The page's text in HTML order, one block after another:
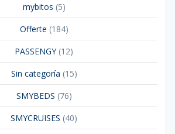
mybitos (5)
Offerte (184)
PASSENGY(12)
Sin categoría (15)
SMYBEDS (76)
SMYCRUISES (40)